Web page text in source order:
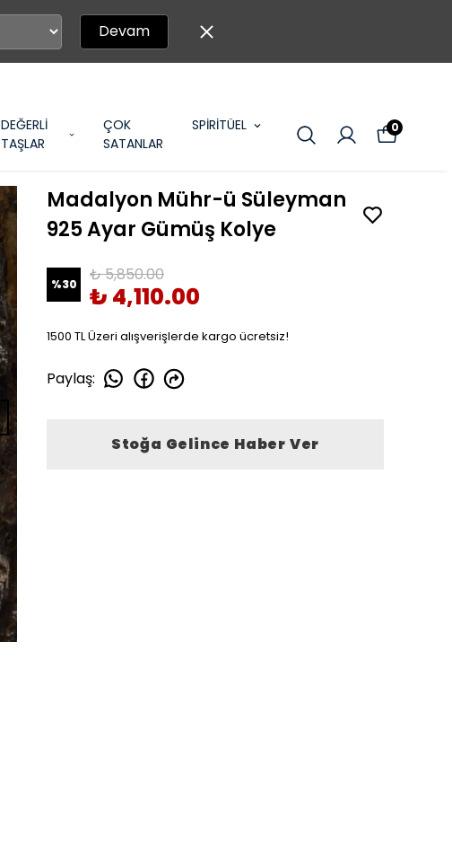
Devam
DEĞERLİ
TAŞLAR
ÇOK
SATANLAR
SPİRİTÜEL 0
Madalyon Mühr-ü Süleyman
925 Ayar Gümüş Kolye
%30 ₺ 5,850.00
₺ 4,110.00
1500 TL Üzeri alışverişlerde kargo ücretsiz!
Paylaş:
Stoğa Gelince Haber Ver